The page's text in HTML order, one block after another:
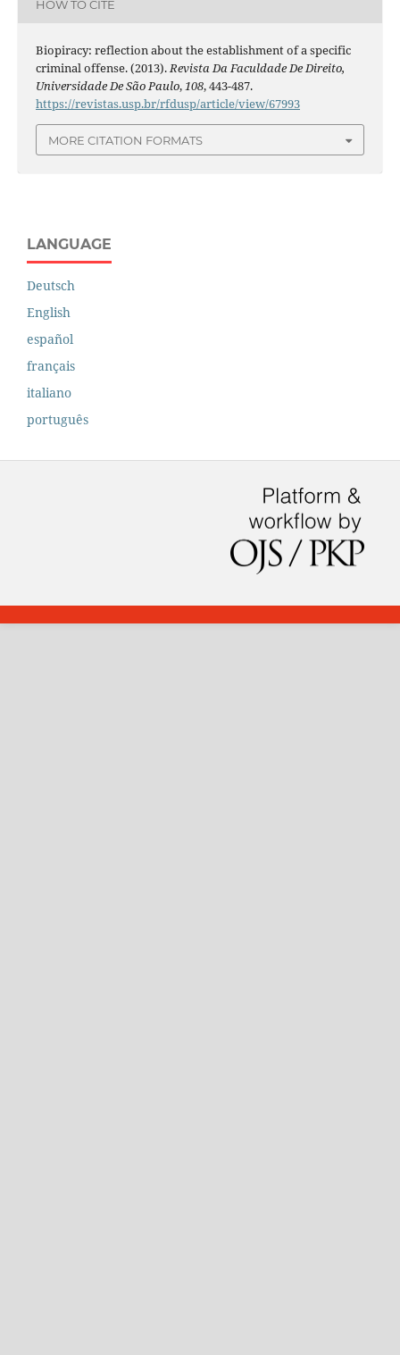
HOW TO CITE
Biopiracy: reflection about the establishment of a specific
criminal offense. (2013).Revista Da Faculdade De Direito,
Universidade De São Paulo,108, 443-487.
https://revistas.usp.br/rfdusp/article/view/67993
MORE CITATION FORMATS
LANGUAGE
Deutsch
English
español
français
italiano
português